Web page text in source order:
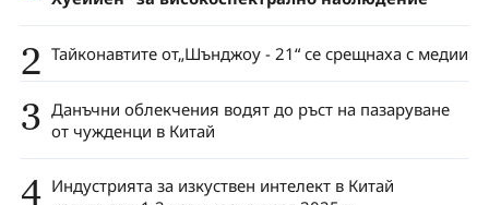
2 Тайкoнавтите от„Шънджоу - 21“ се срещнаха с медии
3 Данъчни облекчения водят до ръст на пазаруване
от чужденци в Китай
4 Индустрията за изкуствен интелект в Китай